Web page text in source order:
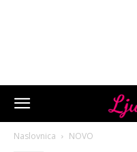
Naslovnica NOVO